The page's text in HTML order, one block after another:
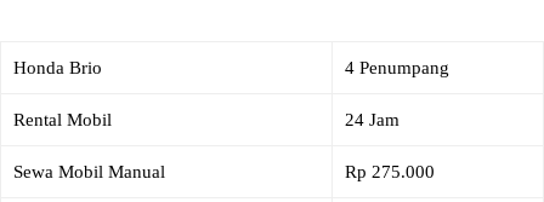
Honda Brio 4 Penumpang
Rental Mobil 24 Jam
Sewa Mobil Manual Rp 275.000